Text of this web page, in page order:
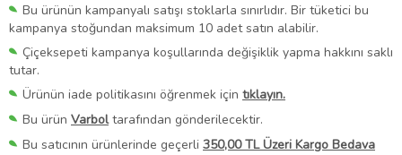
Bu ürünün kampanyalı satışı stoklarla sınırlıdır. Bir tüketici bu
kampanya stoğundan maksimum 10 adet satın alabilir.
Çiçeksepeti kampanya koşullarında değişiklik yapma hakkını saklı
tutar.
Ürünün iade politikasını öğrenmek için tıklayın.
Bu ürün Varboltarafından gönderilecektir.
Bu satıcının ürünlerinde geçerli 350,00 TL Üzeri Kargo Bedava